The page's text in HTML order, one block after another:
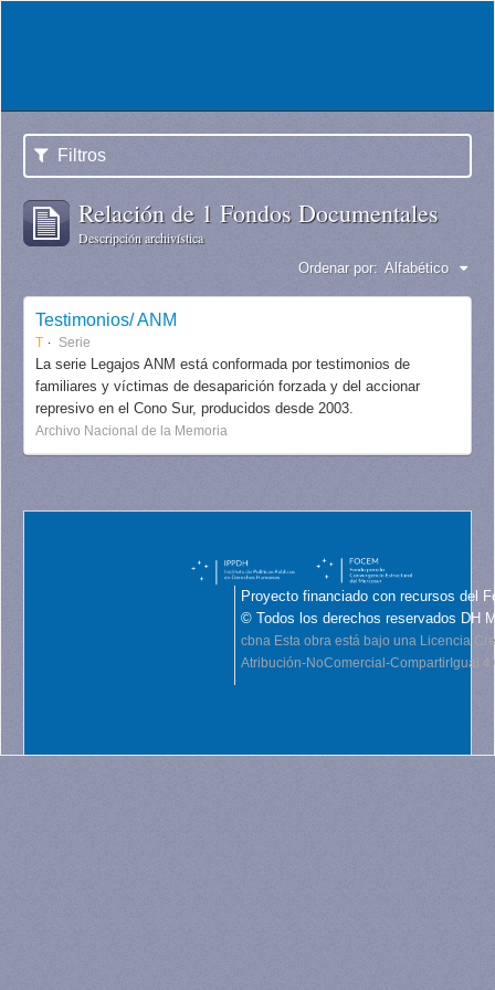
Filtros
Relación de 1 Fondos Documentales
Descripción archivística
Ordenar por: Alfabético
Testimonios/ ANM
T Serie
La serie Legajos ANM está conformada por testimonios de
familiares y víctimas de desaparición forzada y del accionar
represivo en el Cono Sur, producidos desde 2003.
Archivo Nacional de la Memoria
Proyecto financiado con recursos del
© Todos los derechos reservados DH
cbna Esta obra está bajo una Licencia
Atribución-NoComercial-CompartirIgual